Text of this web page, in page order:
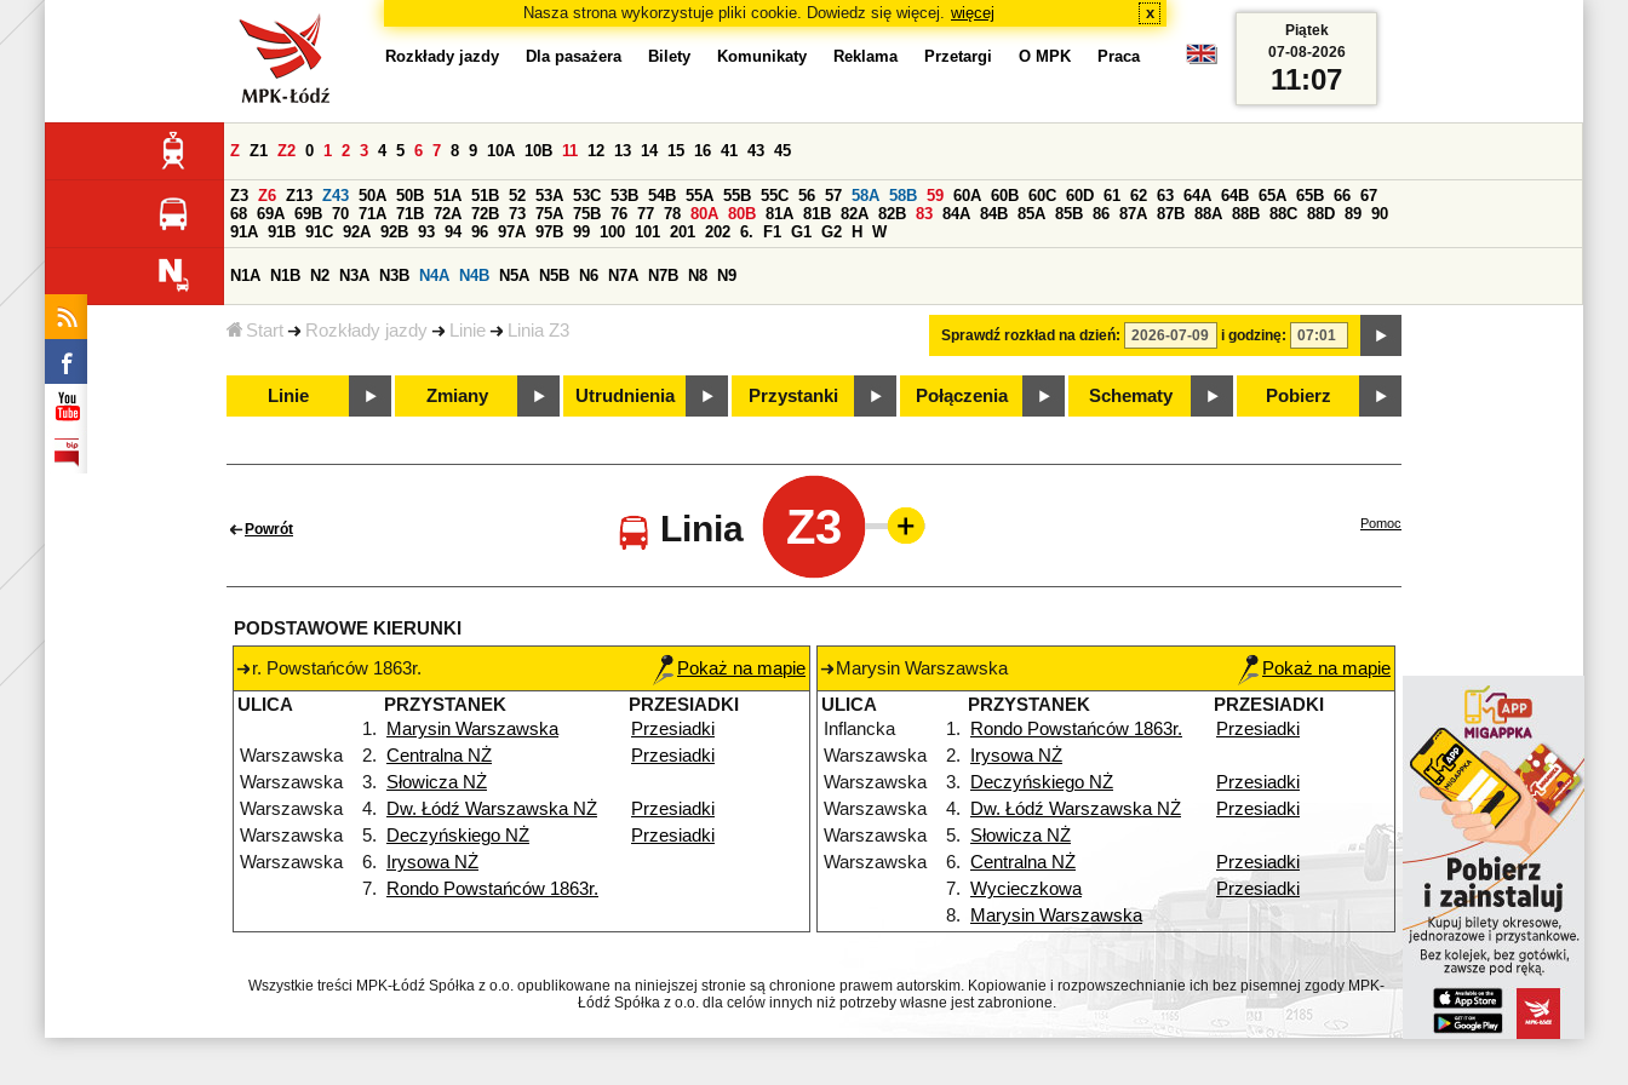
Nasza strona wykorzystuje pliki cookie. Dowiedz się więcej. więcej x
Start Rozkłady jazdy Linie Linia Z3
Rozkłady jazdy Dla pasażera Bilety Komunikaty Reklama Przetargi O MPK Praca
Sprawdź rozkład na dzień: i godzinę:
Z Z1 Z2 0 1 2 3 4 5 6 7 8 9 10A 10B 11 12 13 14 15 16 41 43 45
Z3 Z6 Z13 Z43 50A 50B 51A 51B 52 53A 53C 53B 54B 55A 55B 55C 56 57 58A 58B 59 60A 60B 60C 60D 61 62 63 64A 64B 65A 65B 66 67
68 69A 69B 70 71A 71B 72A 72B 73 75A 75B 76 77 78 80A 80B 81A 81B 82A 82B 83 84A 84B 85A 85B 86 87A 87B 88A 88B 88C 88D 89 90
91A 91B 91C 92A 92B 93 94 96 97A 97B 99 100 101 201 202 6. F1 G1 G2 H W
N1A N1B N2 N3A N3B N4A N4B N5A N5B N6 N7A N7B N8 N9
Linie Zmiany Utrudnienia Przystanki Połączenia Schematy Pobierz
Piątek
07-08-2026
11:07
Powrót Linia Z3 Pomoc
PODSTAWOWE KIERUNKI
r. Powstańców 1863r.
Pokaż na mapie
ULICA
PRZYSTANEK
PRZESIADKI
1.
Marysin Warszawska
Przesiadki
Warszawska
2. Centralna NŻ
Przesiadki
Warszawska
3.
Słowicza NŻ
Warszawska
4. Dw. Łódź Warszawska NŻ
Przesiadki
Warszawska
5. Deczyńskiego NŻ
Przesiadki
Warszawska
6.
Irysowa NŻ
7.
Rondo Powstańców 1863r.
Marysin Warszawska
Pokaż na mapie
ULICA
PRZYSTANEK
PRZESIADKI
Inflancka
1. Rondo Powstańców 1863r.
Przesiadki
Warszawska
2.
Irysowa NŻ
Warszawska
3. Deczyńskiego NŻ
Przesiadki
Warszawska
4. Dw. Łódź Warszawska NŻ
Przesiadki
Warszawska
5.
Słowicza NŻ
Warszawska
6. Centralna NŻ
Przesiadki
7. Wycieczkowa
Przesiadki
8.
Marysin Warszawska
Wszystkie treści MPK-Łódź Spółka z o.o. opublikowane na niniejszej stronie są chronione prawem autorskim. Kopiowanie i rozpowszechnianie ich bez pisemnej zgody MPK-
Łódź Spółka z o.o. dla celów innych niż potrzeby własne jest zabronione.